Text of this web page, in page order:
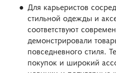
Для карьеристов
стильной одежды и
соответствуют
демонстрировали
повседневного стиля.
покупок и широкий